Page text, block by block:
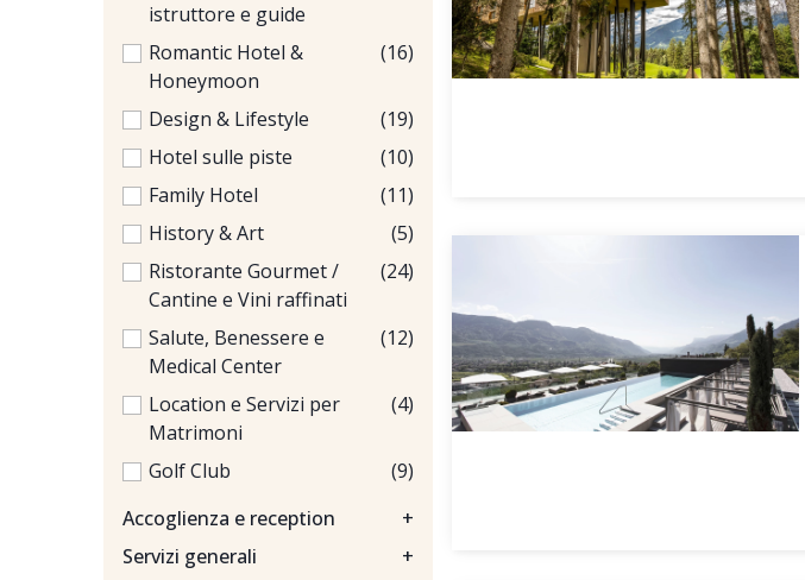
istruttore e guide
Romantic Hotel &
Honeymoon
(16)
Design & Lifestyle
(19)
Hotel sulle piste
(10)
Family Hotel
(11)
History & Art
(5)
Ristorante Gourmet /
Cantine e Vini raffinati
(24)
Salute, Benessere e
Medical Center
(12)
Location e Servizi per
Matrimoni
(4)
Golf Club
(9)
Accoglienza e reception
+
Servizi generali
+